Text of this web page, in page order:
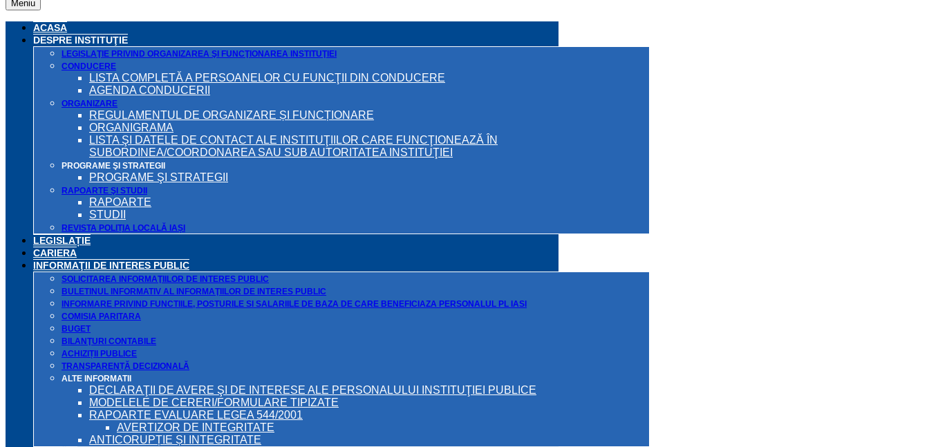
Meniu
ACASA
DESPRE INSTITUŢIE
LEGISLAŢIE PRIVIND ORGANIZAREA ŞI FUNCŢIONAREA INSTITUŢIEI
CONDUCERE
LISTA COMPLETĂ A PERSOANELOR CU FUNCŢII DIN CONDUCERE
AGENDA CONDUCERII
ORGANIZARE
REGULAMENTUL DE ORGANIZARE ȘI FUNCȚIONARE
ORGANIGRAMA
LISTA ŞI DATELE DE CONTACT ALE INSTITUŢIILOR CARE FUNCŢIONEAZĂ ÎN
SUBORDINEA/COORDONAREA SAU SUB AUTORITATEA INSTITUŢIEI
PROGRAME ŞI STRATEGII
PROGRAME ŞI STRATEGII
RAPOARTE ŞI STUDII
RAPOARTE
STUDII
REVISTA POLIȚIA LOCALĂ IAȘI
LEGISLAȚIE
CARIERA
INFORMAŢII DE INTERES PUBLIC
SOLICITAREA INFORMAŢIILOR DE INTERES PUBLIC
BULETINUL INFORMATIV AL INFORMAŢIILOR DE INTERES PUBLIC
INFORMARE PRIVIND FUNCTIILE, POSTURILE SI SALARIILE DE BAZA DE CARE BENEFICIAZA PERSONALUL PL IASI
COMISIA PARITARA
BUGET
BILANŢURI CONTABILE
ACHIZIȚII PUBLICE
TRANSPARENȚĂ DECIZIONALĂ
ALTE INFORMATII
DECLARAŢII DE AVERE ŞI DE INTERESE ALE PERSONALULUI INSTITUŢIEI PUBLICE
MODELELE DE CERERI/FORMULARE TIPIZATE
RAPOARTE EVALUARE LEGEA 544/2001
AVERTIZOR DE INTEGRITATE
ANTICORUPȚIE ȘI INTEGRITATE